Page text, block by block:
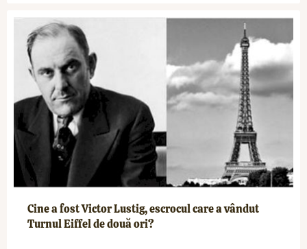
Cine a fost Victor Lustig, escrocul care a vândut
Turnul Eiffel de două ori?